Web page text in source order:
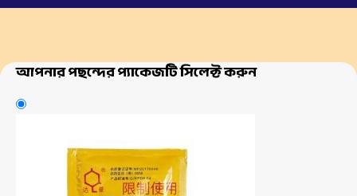
আপনার পছন্দের প্যাকেজটি সিলেক্ট করুন